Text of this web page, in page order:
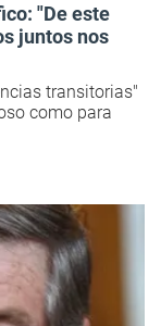
"De este
juntos nos
transitorias"
como para